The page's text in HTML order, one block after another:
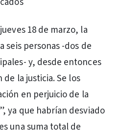
18 de marzo, la
seis personas -dos de
y, desde entonces
la justicia. Se los
en perjuicio de la
ya que habrían desviado
una suma total de